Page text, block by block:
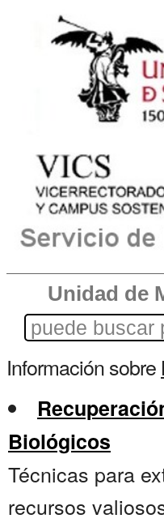
Unidad de
Información sobre
Biológicos
Técnicas para
recursos